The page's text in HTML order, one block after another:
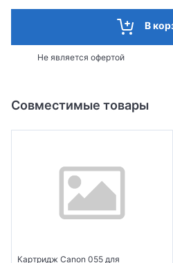
В
Не является офертой
Совместимые товары
Картридж Canon 055 для